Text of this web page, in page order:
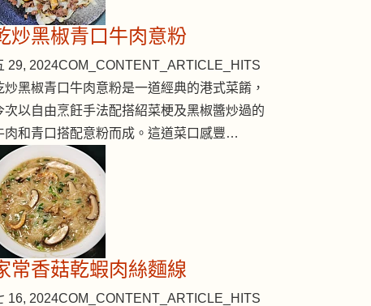
炒黑椒青口牛肉意粉
29, 2024COM_CONTENT_ARTICLE_HITS
炒黑椒青口牛肉意粉是一道經典的港式菜餚，
次以自由烹飪手法配搭紹菜梗及黑椒醬炒過的
肉和青口搭配意粉而成。這道菜口感豐…
常香菇乾蝦肉絲麵線
16, 2024COM_CONTENT_ARTICLE_HITS